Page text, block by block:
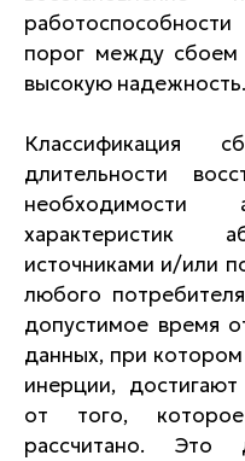
порог между сбоем
высокую надежность.
длительности
необходимости
характеристик
источниками и/или
любого
допустимое время
данных, при котором
инерции,
от того,
рассчитано. Это